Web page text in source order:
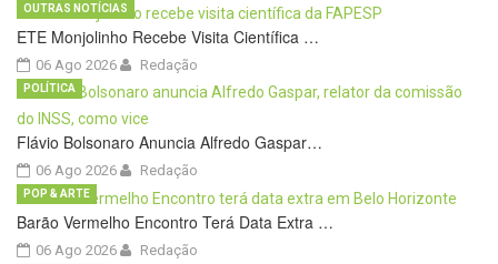
ETE Monjolinho Recebe Visita Científica …
06 Ago 2026
OUTRAS NOTÍCIAS
Redação
Flávio Bolsonaro Anuncia Alfredo Gaspar…
06 Ago 2026
POLÍTICA
Redação
Barão Vermelho Encontro Terá Data Extra …
06 Ago 2026
POP & ARTE
Redação